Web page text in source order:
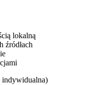
lokalną
źródłach
indywidualna)